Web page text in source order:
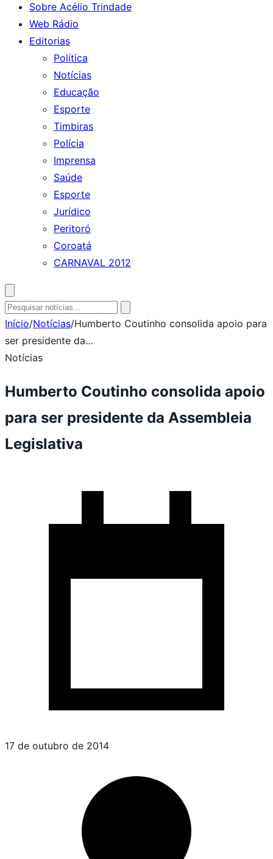
Sobre Acélio Trindade
Web Rádio
Editorias
Política
Notícias
Educação
Esporte
Timbiras
Polícia
Imprensa
Saúde
Esporte
Jurídico
Peritoró
Coroatá
CARNAVAL 2012
busca
Pesquisar
por:
Início/Notícias/Humberto Coutinho consolida apoio para
ser presidente da…
Notícias
Humberto Coutinho consolida apoio
para ser presidente da Assembleia
Legislativa
17 de outubro de 2014